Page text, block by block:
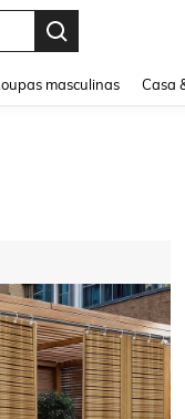
masculinas Casa